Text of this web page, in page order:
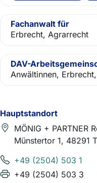
Hauptstandort
MÖNIG + PARTNER
Münstertor 1, 48291
+49 (2504) 503 1
+49 (2504) 503 3
Fachanwalt für
Erbrecht, Agrarrecht
DAV-
Anwältinnen,